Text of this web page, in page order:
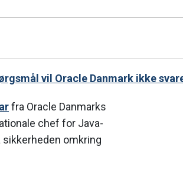
vil Oracle Danmark ikke
fra Oracle Danmarks
chef for Java-
sikkerheden omkring